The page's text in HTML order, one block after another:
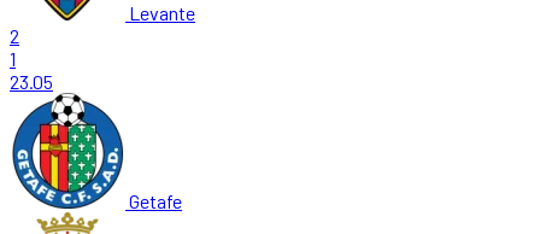
Levante
2
1
23.05
Getafe